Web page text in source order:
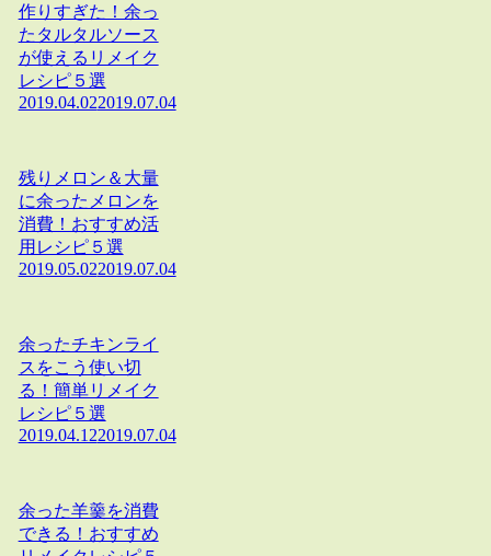
作りすぎた！余っ
たタルタルソース
が使えるリメイク
レシピ５選
2019.04.022019.07.04
残りメロン＆大量
に余ったメロンを
消費！おすすめ活
用レシピ５選
2019.05.022019.07.04
余ったチキンライ
スをこう使い切
る！簡単リメイク
レシピ５選
2019.04.122019.07.04
余った羊羹を消費
できる！おすすめ